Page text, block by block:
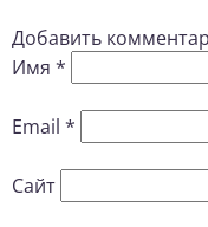
Добавить
Имя *
Email *
Сайт